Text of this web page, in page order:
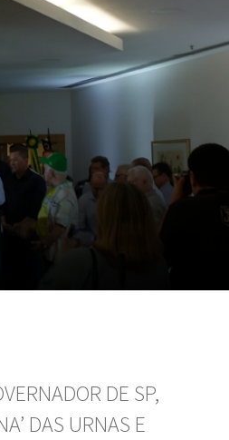
DE SP,
DAS URNAS E